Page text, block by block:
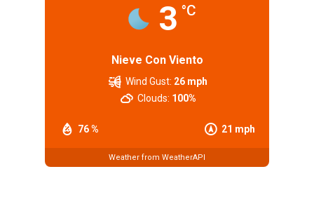
3 °C
Nieve Con Viento
76 % 21 mph
Wind Gust: 26 mph
Clouds: 100%
Weather from WeatherAPI